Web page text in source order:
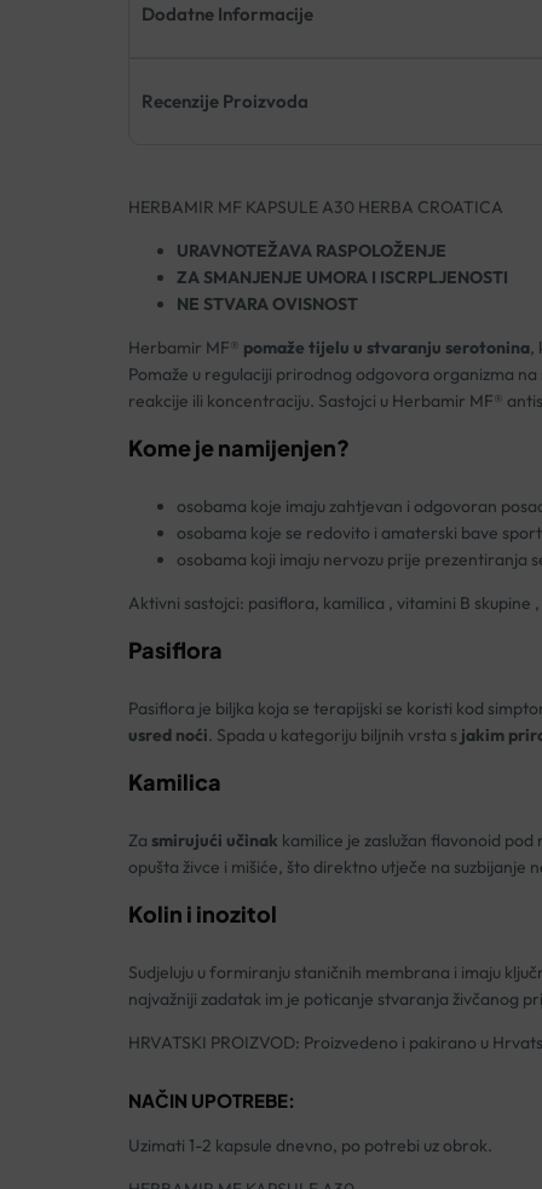
Dodatne Informacije
Recenzije Proizvoda
HERBAMIR MF KAPSULE A30 HERBA CROATICA
URAVNOTEŽAVA RASPOLOŽENJE
ZA SMANJENJE UMORA I ISCRPLJENOSTI
NE STVARA OVISNOST
Herbamir MF® pomaže tijelu u stvaranju serotonina,
Pomaže u regulaciji prirodnog odgovora organizma
reakcije ili koncentraciju. Sastojci u Herbamir MF®
Kome je namijenjen?
osobama koje imaju zahtjevan i odgovoran
osobama koje se redovito i amaterski bave
osobama koji imaju nervozu prije prezentiranja
Aktivni sastojci: pasiflora, kamilica , vitamini B skupine
Pasiflora
Pasiflora je biljka koja se terapijski se koristi kod
usred noći. Spada u kategoriju biljnih vrsta s jakim
Kamilica
Za smirujući učinak kamilice je zaslužan flavonoid pod
opušta živce i mišiće, što direktno utječe na suzbijanje
Kolin i inozitol
Sudjeluju u formiranju staničnih membrana i imaju
najvažniji zadatak im je poticanje stvaranja živčanog
HRVATSKI PROIZVOD: Proizvedeno i pakirano u
NAČIN UPOTREBE:
Uzimati 1-2 kapsule dnevno, po potrebi uz obrok.